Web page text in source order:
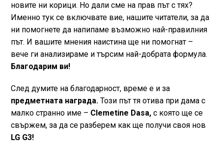
новите ни корици. Но дали сме на прав път с тях?
Именно тук се включвате вие, нашите читатели, за да
ни помогнете да напипаме възможно най-правилния
път. И вашите мнения наистина ще ни помогнат –
вече ги анализираме и търсим най-добрата формула.
Благодарим ви!
След думите на благодарност, време е и за
предметната награда. Този път тя отива при дама с
малко странно име – Clemetine Dasa,с която ще се
свържем, за да се разберем как ще получи своя нов
LG G3!